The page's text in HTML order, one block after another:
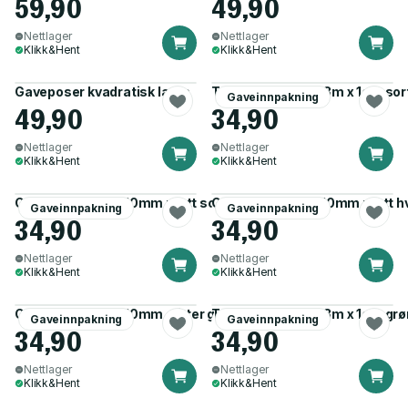
59,90
Nettlager
Klikk&Hent
49,90
Nettlager
Klikk&Hent
Gaveposer kvadratisk large
49,90
Nettlager
Klikk&Hent
Gaveinnpakning
Tekstilbånd velur 3m x 1cm
34,90
Nettlager
Klikk&Hent
Gaveinnpakning
Gavebånd 20m x 10mm matt sort
34,90
Nettlager
Klikk&Hent
Gaveinnpakning
Gavebånd 20m x 10mm matt
34,90
Nettlager
Klikk&Hent
Gaveinnpakning
Gavebånd 20m x 10mm glitter gull
34,90
Nettlager
Klikk&Hent
Gaveinnpakning
Tekstilbånd velur 3m x 1cm
34,90
Nettlager
Klikk&Hent